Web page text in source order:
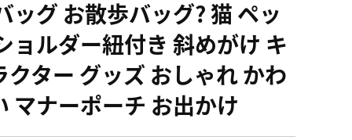
ッグ お散歩バッグ? 猫 ペッ
ョルダー紐付き 斜めがけ キ
クター グッズ おしゃれ かわ
マナーポーチ お出かけ